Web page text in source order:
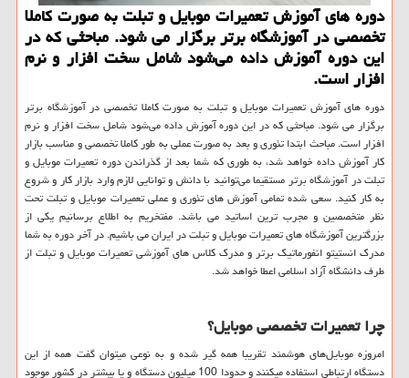
دوره های آموزش تعمیرات موبایل و تبلت به صورت كاملا
تخصصی در آموزشگاه برتر برگزار می شود. مباحثی كه در
این دوره آموزش داده می‌شود شامل سخت افزار و نرم
افزار است.
دوره های آموزش تعمیرات موبایل و تبلت به صورت کاملا تخصصی در آموزشگاه برتر
برگزار می شود. مباحثی که در این دوره آموزش داده می‌شود شامل سخت افزار و نرم
افزار است. مباحث ابتدا تئوری و بعد به صورت عملی به طور کاملا تخصصی و مناسب بازار
کار آموزش داده خواهد شد، به طوری که شما بعد از گذراندن دوره تعمیرات موبایل و
تبلت در آموزشگاه برتر مستقیما می‌توانید با دانش و توانایی لازم وارد بازار کار و شروع
به کار کنید. سعی شده تمامی آموزش های تئوری و عملی تعمیرات موبایل و تبلت تحت
نظر متخصصین و مجرب ترین اساتید می باشد. مفتخریم به اطلاع برسانیم یکی از
بزرگترین آموزشگاه های تعمیرات موبایل و تبلت در ایران می باشیم. در آخر دوره به شما
مدرک انستیتو انفورماتیک برتر و مدرک کلاس‌ های آموزشی تعمیرات موبایل و تبلت از
طرف دانشگاه آزاد اسلامی اعطا خواهد شد.
چرا تعمیرات تخصصی موبایل؟
امروزه موبایل‌های هوشمند تقریبا همه گیر شده و به نوعی میتوان گفت همه از این
دستگاه ارتباطی استفاده میکنند و حدودا 100 میلیون دستگاه و یا بیشتر در کشور موجود